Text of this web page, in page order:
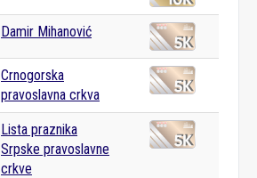
Damir Mihanović
Crnogorska
pravoslavna crkva
Lista praznika
Srpske pravoslavne
crkve